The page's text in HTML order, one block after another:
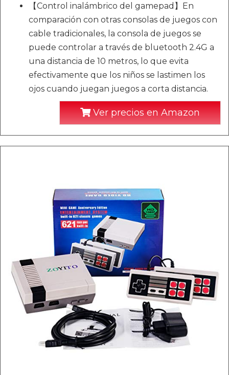
【Control inalámbrico del gamepad】En
comparación con otras consolas de juegos con
cable tradicionales, la consola de juegos se
puede controlar a través de bluetooth 2.4G a
una distancia de 10 metros, lo que evita
efectivamente que los niños se lastimen los
ojos cuando juegan juegos a corta distancia.
Ver precios en Amazon